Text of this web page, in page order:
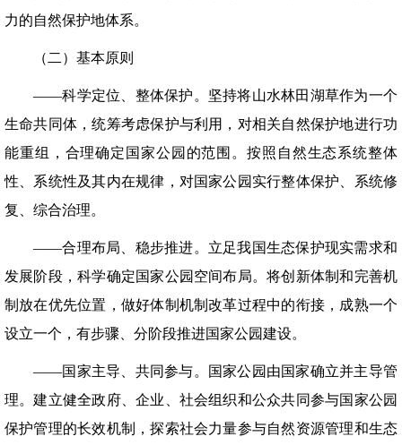
力的自然保护地体系。
（二）基本原则
——科学定位、整体保护。坚持将山水林田湖草作为一个
生命共同体，统筹考虑保护与利用，对相关自然保护地进行功
能重组，合理确定国家公园的范围。按照自然生态系统整体
性、系统性及其内在规律，对国家公园实行整体保护、系统修
复、综合治理。
——合理布局、稳步推进。立足我国生态保护现实需求和
发展阶段，科学确定国家公园空间布局。将创新体制和完善机
制放在优先位置，做好体制机制改革过程中的衔接，成熟一个
设立一个，有步骤、分阶段推进国家公园建设。
——国家主导、共同参与。国家公园由国家确立并主导管
理。建立健全政府、企业、社会组织和公众共同参与国家公园
保护管理的长效机制，探索社会力量参与自然资源管理和生态